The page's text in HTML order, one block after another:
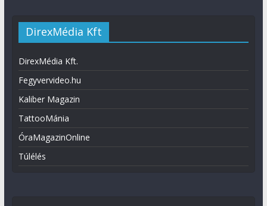
DirexMédia Kft
DirexMédia Kft.
Fegyvervideo.hu
Kaliber Magazin
TattooMánia
ÓraMagazinOnline
Túlélés